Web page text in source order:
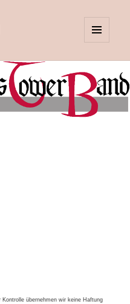
übernehmen wir keine Haftung